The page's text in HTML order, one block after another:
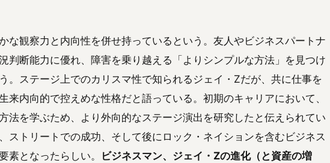
な観察力と内向性を併せ持っているという。友人やビジネスパートナ
判断能​​力に優れ、障害を乗り越える「よりシンプルな方法」を見つけ
。ステージ上でのカリスマ性で知られるジェイ・Zだが、共に仕事を
来内向的で控えめな性格だと語っている。初期のキャリアにおいて、
法を学ぶため、より外向的なステージ演出を研究したと伝えられてい
ストリートでの成功、そして後にロック・ネイションを含むビジネス
素となったらしい。
ビジネスマン、ジェイ・Zの進化（と資産の増